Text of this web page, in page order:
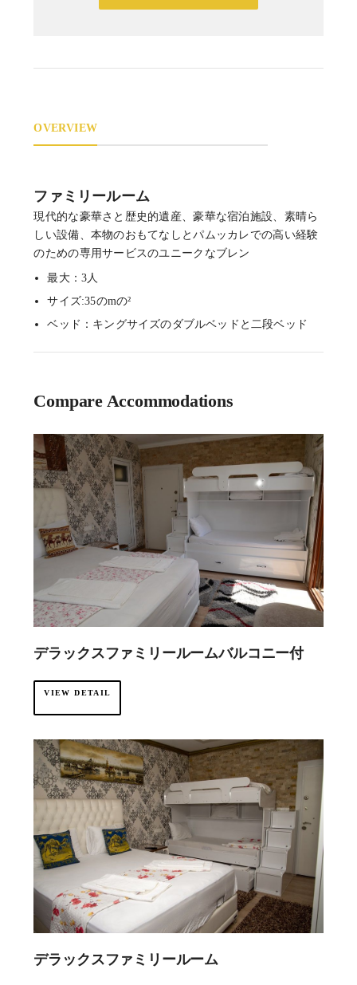
OVERVIEW
ファミリールーム
現代的な豪華さと歴史的遺産、豪華な宿泊施設、素晴ら
しい設備、本物のおもてなしとパムッカレでの高い経験
のための専用サービスのユニークなブレン
最大：3人
サイズ:35のmの²
ベッド：キングサイズのダブルベッドと二段ベッド
Compare Accommodations
デラックスファミリールームバルコニー付
VIEW DETAIL
デラックスファミリールーム